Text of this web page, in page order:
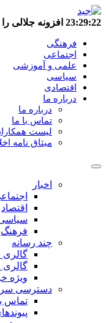
23:29:23 افزونه جلالی
فرهنگی
اجتماعی
علمی و آموزشی
سیاسی
اقتصادی
درباره ما
درباره ما
تماس با ما
لیست
میثاق نامه
اخبار
اقتصاد
فرهنگ
چند رسانه
گالری
ویژه
دسترسی
تماس